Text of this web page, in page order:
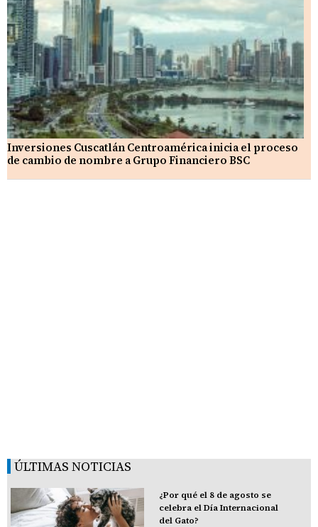
Inversiones Cuscatlán Centroamérica inicia el proceso
de cambio de nombre a Grupo Financiero BSC
ÚLTIMAS NOTICIAS
¿Por qué el 8 de agosto se
celebra el Día Internacional
del Gato?